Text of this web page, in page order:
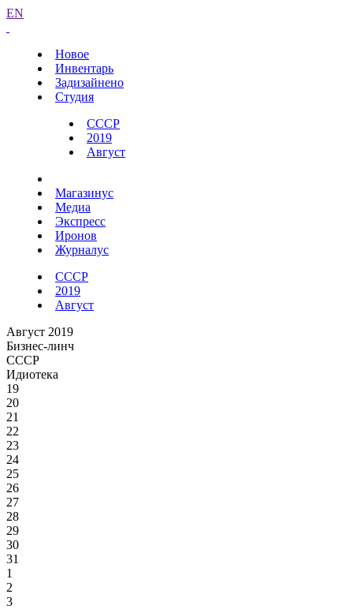
EN
Новое
Инвентарь
Задизайнено
Студия
СССР
2019
Август
Магазинус
Медиа
Экспресс
Иронов
Журналус
СССР
2019
Август
Август 2019
Бизнес-линч
СССР
Идиотека
19
20
21
22
23
24
25
26
27
28
29
30
31
1
2
3